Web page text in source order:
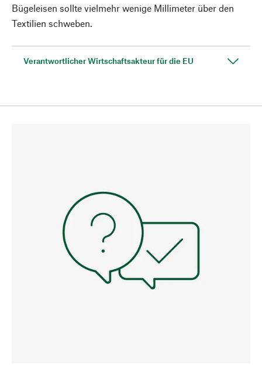
Bügeleisen sollte vielmehr wenige Millimeter über den
Textilien schweben.
Verantwortlicher Wirtschaftsakteur für die EU